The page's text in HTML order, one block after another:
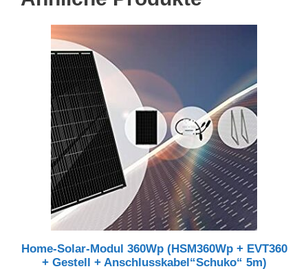
Home-Solar-Modul 360Wp (HSM360Wp + EVT360
+ Gestell + Anschlusskabel“Schuko“ 5m)